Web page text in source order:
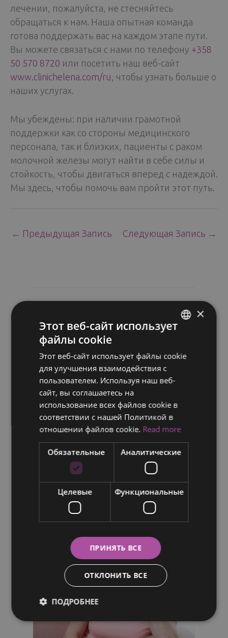
лечении, пожалуйста, не стесняйтесь
обращаться к нам. Наша опытная команда
готова поддержать вас на каждом этапе пути.
Вы можете связаться с нами по телефону +358
50 570 8720 или посетить наш веб-сайт
www.clinichelena.com/ru, чтобы узнать больше о
наших услугах.
Мы убеждены: при наличии грамотной
поддержки как со стороны медицинского
персонала, так и близких, пациенты с раком
молочной железы могут найти в себе силы и
стойкость, чтобы двигаться вперед с надеждой.
Мы здесь, чтобы помочь вам пройти этот путь.
← Предыдущая Запись Следующая Запись →
Похожие сообщения
Откройте для себя
преимущества медицинского
туризма в Финляндии: лечение
рака молочной железы на
мировом уровне в «Клинике
Хелена»
21.03.2023
FINNISH
RUSSIAN
SWEDISH
×
Этот веб-сайт использует
файлы cookie
Этот веб-сайт использует файлы cookie
для улучшения взаимодействия с
пользователем. Используя наш веб-
сайт, вы соглашаетесь на
использование всех файлов cookie в
соответствии с нашей Политикой в ​​
отношении файлов cookie. Read more
Обязательные Аналитические
Целевые Функциональные
ПРИНЯТЬ ВСЕ
ОТКЛОНИТЬ ВСЕ
ПОДРОБНЕЕ